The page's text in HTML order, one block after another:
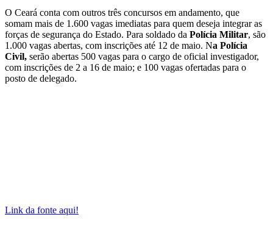
O Ceará conta com outros três concursos em andamento, que
somam mais de 1.600 vagas imediatas para quem deseja integrar as
forças de segurança do Estado. Para soldado da Polícia Militar, são
1.000 vagas abertas, com inscrições até 12 de maio. Na Polícia
Civil, serão abertas 500 vagas para o cargo de oficial investigador,
com inscrições de 2 a 16 de maio; e 100 vagas ofertadas para o
posto de delegado.
Link da fonte aqui!